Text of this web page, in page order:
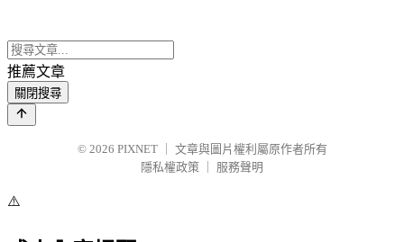
推薦文章
關閉搜尋
© 2026 PIXNET
文章與圖片權利屬原作者所有
隱私權政策
服務聲明
⚠️